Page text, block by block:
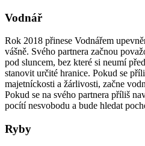
Vodnář
Rok 2018 přinese Vodnářem
vášně. Svého partnera začnou
pod sluncem, bez které si neumí
stanovit určité hranice. Pokud se
majetníckosti a žárlivosti, začne
Pokud se na svého partnera příliš
pocítí nesvobodu a bude hledat
Ryby